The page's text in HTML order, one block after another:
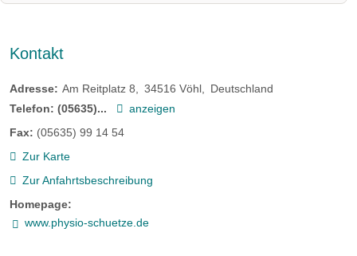
Kontakt
Adresse: Am Reitplatz 8 34516 Vöhl
Deutschland
Telefon: (05635)...
anzeigen
Fax: (05635) 99 14 54
Zur Karte
Zur Anfahrtsbeschreibung
Homepage:
www.physio-schuetze.de